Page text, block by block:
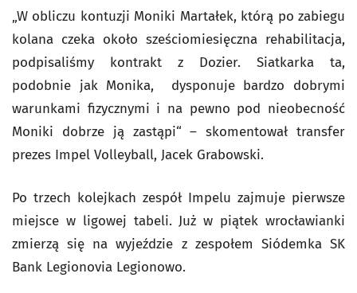
„W obliczu kontuzji Moniki Martałek, którą po zabiegu
kolana czeka około sześciomiesięczna rehabilitacja,
podpisaliśmy kontrakt z Dozier. Siatkarka ta,
podobnie jak Monika, dysponuje bardzo dobrymi
warunkami fizycznymi i na pewno pod nieobecność
Moniki dobrze ją zastąpi“ – skomentował transfer
prezes Impel Volleyball, Jacek Grabowski.
Po trzech kolejkach zespół Impelu zajmuje pierwsze
miejsce w ligowej tabeli. Już w piątek wrocławianki
zmierzą się na wyjeździe z zespołem Siódemka SK
Bank Legionovia Legionowo.